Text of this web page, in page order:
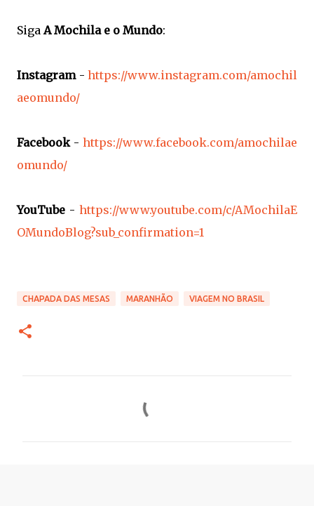
Siga A Mochila e o Mundo:
Instagram- https://www.instagram.com/amochil
aeomundo/
Facebook- https://www.facebook.com/amochilae
omundo/
YouTube - https://www.youtube.com/c/AMochilaE
OMundoBlog?sub_confirmation=1
CHAPADA DAS MESAS MARANHÃO VIAGEM NO BRASIL